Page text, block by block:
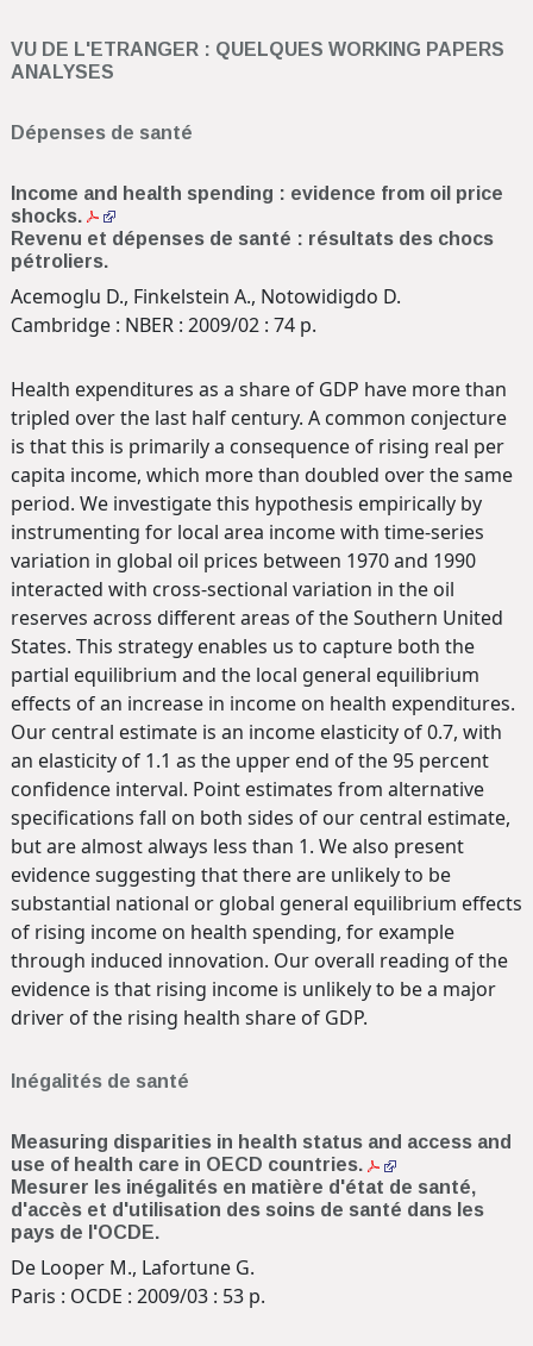
VU DE L'ETRANGER : QUELQUES WORKING PAPERS
ANALYSES
Dépenses de santé
Income and health spending : evidence from oil price
shocks.
Revenu et dépenses de santé : résultats des chocs
pétroliers.
Acemoglu D., Finkelstein A., Notowidigdo D.
Cambridge : NBER : 2009/02 : 74 p.
Health expenditures as a share of GDP have more than
tripled over the last half century. A common conjecture
is that this is primarily a consequence of rising real per
capita income, which more than doubled over the same
period. We investigate this hypothesis empirically by
instrumenting for local area income with time-series
variation in global oil prices between 1970 and 1990
interacted with cross-sectional variation in the oil
reserves across different areas of the Southern United
States. This strategy enables us to capture both the
partial equilibrium and the local general equilibrium
effects of an increase in income on health expenditures.
Our central estimate is an income elasticity of 0.7, with
an elasticity of 1.1 as the upper end of the 95 percent
confidence interval. Point estimates from alternative
specifications fall on both sides of our central estimate,
but are almost always less than 1. We also present
evidence suggesting that there are unlikely to be
substantial national or global general equilibrium effects
of rising income on health spending, for example
through induced innovation. Our overall reading of the
evidence is that rising income is unlikely to be a major
driver of the rising health share of GDP.
Inégalités de santé
Measuring disparities in health status and access and
use of health care in OECD countries.
Mesurer les inégalités en matière d'état de santé,
d'accès et d'utilisation des soins de santé dans les
pays de l'OCDE.
De Looper M., Lafortune G.
Paris : OCDE : 2009/03 : 53 p.